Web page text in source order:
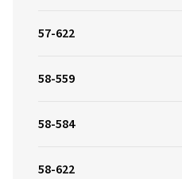
57-622
58-559
58-584
58-622